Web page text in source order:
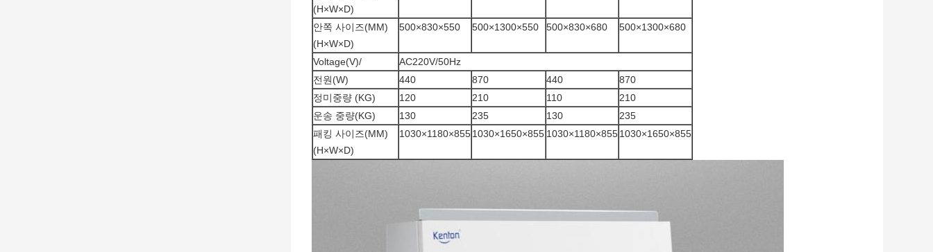
(H×W×D)
안쪽 사이즈(MM)
(H×W×D)
500×830×550 500×1300×550 500×830×680 500×1300×680
Voltage(V)/
AC220V/50Hz
전원(W)
440 870 440
870
정미중량 (KG)
120 210 110
210
운송 중량(KG)
130 235 130
235
패킹 사이즈(MM)
(H×W×D)
1030×1180×8551030×1650×855 1030×1180×8551030×1650×855